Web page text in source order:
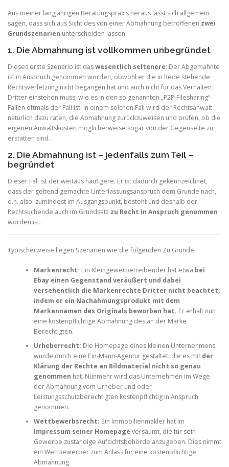
Aus meiner langjährigen Beratungspraxis heraus lässt sich allgemein
sagen, dass sich aus Sicht des von einer Abmahnung betroffenen zwei
Grundszenarien unterscheiden lassen:
1. Die Abmahnung ist vollkommen unbegründet
Dieses erste Szenario ist daswesentlich seltenere: Der Abgemahnte
ist in Anspruch genommen worden, obwohl er die in Rede stehende
Rechtsverletzung nicht begangen hat und auch nicht für das Verhalten
Dritter einstehen muss, wie es in den so genannten „P2P-Filesharing“-
Fällen oftmals der Fall ist. In einem solchen Fall wird der Rechtsanwalt
natürlich dazu raten, die Abmahnung zurückzuweisen und prüfen, ob die
eigenen Anwaltskosten möglicherweise sogar von der Gegenseite zu
erstatten sind.
2. Die Abmahnung ist – jedenfalls zum Teil –
begründet
Dieser Fall ist der weitaus häufigere. Er ist dadurch gekennzeichnet,
dass der geltend gemachte Unterlassungsanspruch dem Grunde nach,
d.h. also: zumindest im Ausgangspunkt, besteht und deshalb der
Rechtsuchende auch im Grundsatz zu Recht in Anspruch genommen
worden ist.
Typischerweise liegen Szenarien wie die folgenden Zu Grunde:
Markenrecht: Ein Kleingewerbetreibender hat etwa bei
Ebay einen Gegenstand veräußert und dabei
versehentlich die Markenrechte Dritter nicht beachtet,
indem er ein Nachahmungsprodukt mit dem
Markennamen des Originals beworben hat. Er erhält nun
eine kostenpflichtige Abmahnung des an der Marke
Berechtigten.
Urheberrecht: Die Homepage eines kleinen Unternehmens
wurde durch eine Ein-Mann-Agentur gestaltet, die es mit der
Klärung der Rechte an Bildmaterial nicht so genau
genommen hat. Nunmehr wird das Unternehmen im Wege
der Abmahnung vom Urheber und oder
Leistungsschutzberechtigten kostenpflichtig in Anspruch
genommen.
Wettbewerbsrecht: Ein Immobilienmakler hat im
Impressum seiner Homepage versäumt, die für sein
Gewerbe zuständige Aufsichtsbehörde anzugeben. Dies nimmt
ein Wettbewerber zum Anlass für eine kostenpflichtige
Abmahnung.